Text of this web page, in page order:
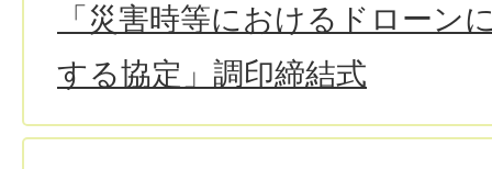
「災害時等におけるドローン
する協定」調印締結式